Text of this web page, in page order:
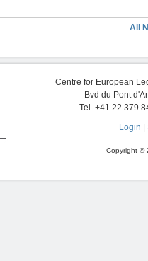
All
Centre for European
Bvd du Pont
Tel. +41 22 379
Login
Copyright ©